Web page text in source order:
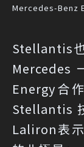
Mercedes-Benz
Stellantis
Energy合
Stellantis
Laliron表